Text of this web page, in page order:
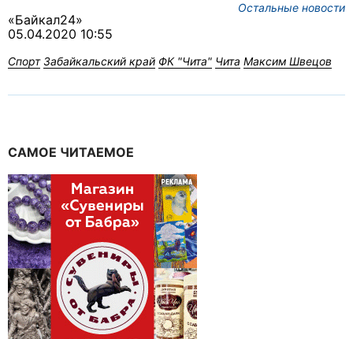
Остальные новости
«Байкал24»
05.04.2020 10:55
Спорт Забайкальский край ФК "Чита" Чита Максим Швецов
САМОЕ ЧИТАЕМОЕ